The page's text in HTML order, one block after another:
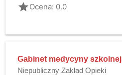
gradeOcena: 0.0
Gabinet medycyny szkolnej
Niepubliczny Zakład Opieki